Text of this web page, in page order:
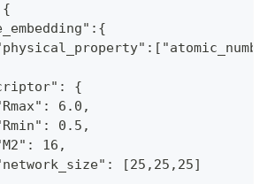
{
6.0,
0.5,
16,
[25,25,25]